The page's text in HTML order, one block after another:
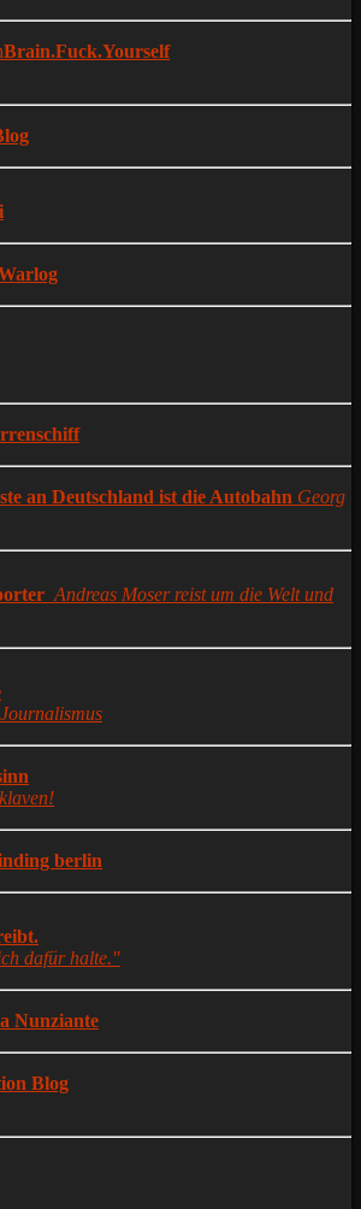
Brain.Fuck.Yourself
an Deutschland ist die Autobahn Georg
Andreas Moser reist um die Welt und
berlin
dafür halte."
Nunziante
Blog